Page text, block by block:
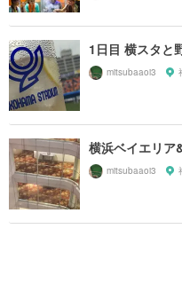
1日目 横スタと
mitsubaaoi3
横浜ベイエリア
mitsubaaoi3